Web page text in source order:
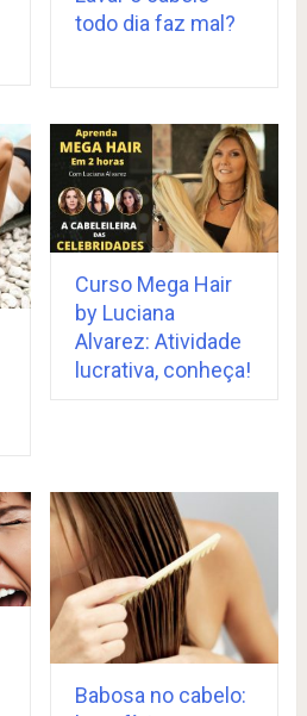
todo dia faz mal?
Curso Mega Hair
by Luciana
Alvarez: Atividade
lucrativa, conheça!
Babosa no cabelo: